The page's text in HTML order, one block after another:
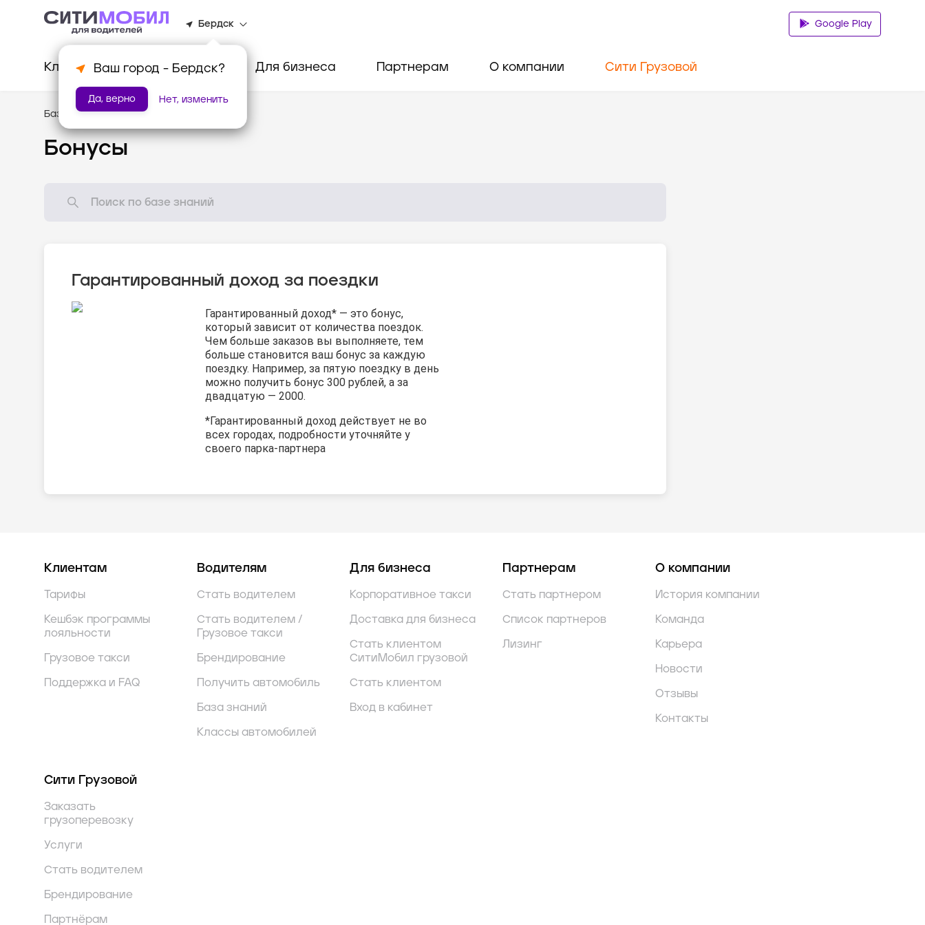
Бердск
Ваш город - Бердск?
Да, верно Нет, изменить
Google Play
Клиентам Водителям Для бизнеса Партнерам О компании Сити Грузовой
База знаний /Мотивация
Бонусы
Гарантированный доход за поездки
Гарантированный доход* — это бонус,
который зависит от количества поездок.
Чем больше заказов вы выполняете, тем
больше становится ваш бонус за каждую
поездку. Например, за пятую поездку в день
можно получить бонус 300 рублей, а за
двадцатую — 2000.
*Гарантированный доход действует не во
всех городах, подробности уточняйте у
своего парка-партнера
Клиентам
Тарифы
Кешбэк программы
лояльности
Грузовое такси
Поддержка и FAQ
Водителям
Стать водителем
Стать водителем /
Грузовое такси
Брендирование
Получить автомобиль
База знаний
Классы автомобилей
Для бизнеса
Корпоративное такси
Доставка для бизнеса
Стать клиентом
СитиМобил грузовой
Стать клиентом
Вход в кабинет
Партнерам
Стать партнером
Список партнеров
Лизинг
О компании
История компании
Команда
Карьера
Новости
Отзывы
Контакты
Сити Грузовой
Заказать
грузоперевозку
Услуги
Стать водителем
Брендирование
Партнёрам